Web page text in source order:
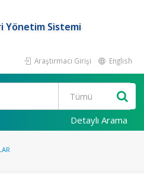
Yönetim Sistemi
Araştırmacı Girişi English
Detaylı Arama